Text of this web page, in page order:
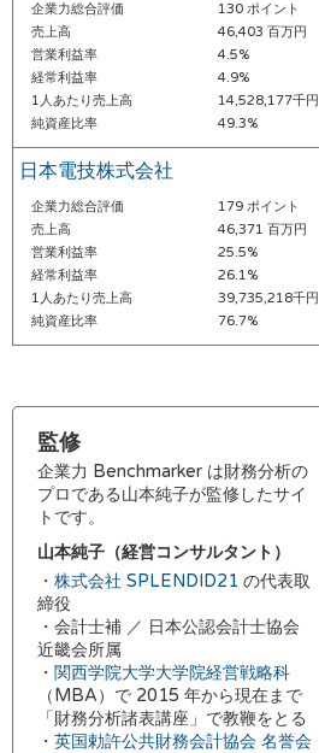
企業力総合評価
130 ポイント
売上高
46,403 百万円
営業利益率
4.5%
経常利益率
4.9%
1人あたり売上高
14,528,177千円
純資産比率
49.3%
日本電技株式会社
企業力総合評価
179 ポイント
売上高
46,371 百万円
営業利益率
25.5%
経常利益率
26.1%
1人あたり売上高
39,735,218千円
純資産比率
76.7%
監修
企業力 Benchmarker は財務分析の
プロである山本純子が監修したサイ
トです。
山本純子（経営コンサルタント）
・ 株式会社 SPLENDID21 の代表取
締役
・会計士補 ／ 日本公認会計士協会
近畿会所属
・ 関西学院大学大学院経営戦略科
（MBA）で 2015 年から現在まで
「財務分析諸表講座」で教鞭をとる
・ 英国勅許公共財務会計協会 名誉会